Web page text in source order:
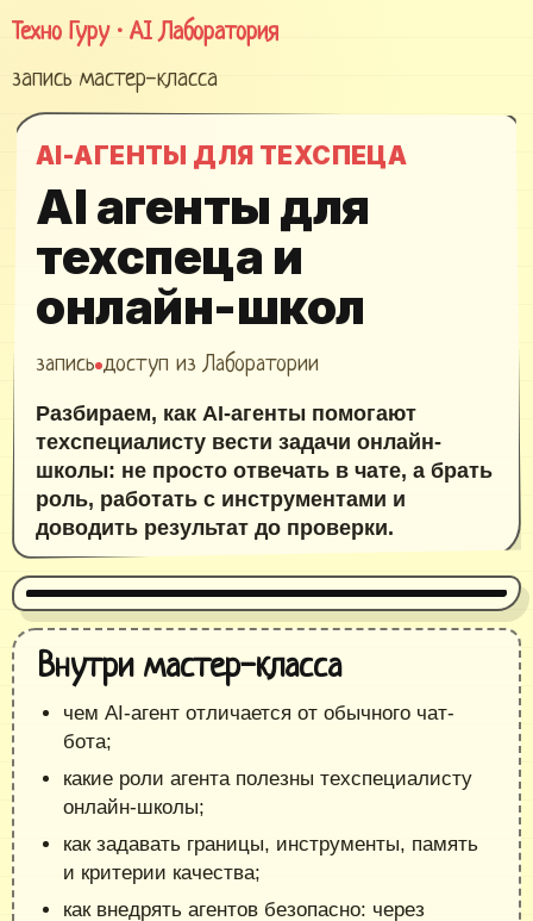
Техно Гуру · AI Лаборатория
запись мастер-класса
AI-АГЕНТЫ ДЛЯ ТЕХСПЕЦА
AI агенты для
техспеца и
онлайн-школ
запись доступ из Лаборатории
Разбираем, как AI‑агенты помогают
техспециалисту вести задачи онлайн-
школы: не просто отвечать в чате, а брать
роль, работать с инструментами и
доводить результат до проверки.
Внутри мастер-класса
чем AI‑агент отличается от обычного чат-
бота;
какие роли агента полезны техспециалисту
онлайн-школы;
как задавать границы, инструменты, память
и критерии качества;
как внедрять агентов безопасно: через